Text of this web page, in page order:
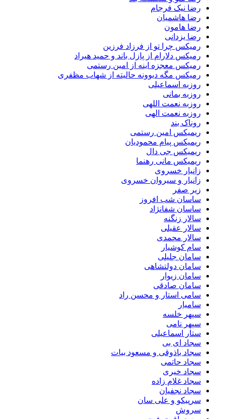
رضا نیک فرجام
رضا هاشمیان
رضا هامون
رضا یزدانی
رمیکس چرا تو از فرزاد فرزین
رمیکس دلارام از پازل باند و حمید هیراد
رمیکس معجزه اینه از امین رستمی
رمیکس مگه دیوونه حالیته از شهاب مظفری
روزبه اسماعیلی
روزبه بمانی
روزبه نعمت اللهی
روزبه نعمت الهی
روناک بند
ریمیکس امین رستمی
ریمیکس پیام محمودیان
ریمیکس جی دال
ریمیکس مانی رهنما
زانیار خسروی
زانیار و سیروان خسروی
زیر صفر
ساسان شب افروز
ساسان شفانژاد
سالار زنگنه
سالار عقیلی
سالار محمدی
سام کوشیار
سامان جلیلی
سامان دولتشاهی
سامان زیوار
سامان صادقی
سامی استار و محسن راد
سامیار
سپهر خلسه
سپهر نامی
ستار اسماعیلی
سجاد ای بی
سجاد باذوقی و مسعود بیات
سجاد حاتمی
سجاد خیری
سجاد غلام زاده
سجاد نجفیان
سرپیکو و علی سان
سروش